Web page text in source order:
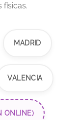
físicas.
MADRID
VALENCIA
ONLINE)